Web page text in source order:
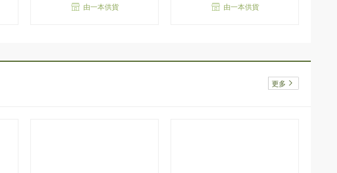
由一本供貨
由一本供貨
更多